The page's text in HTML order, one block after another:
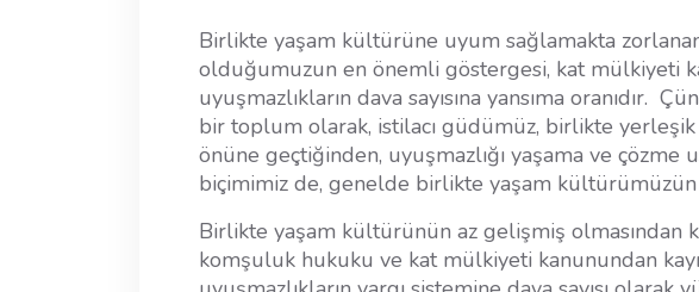
Birlikte yaşam kültürüne uyum sağlamakta
olduğumuzun en önemli göstergesi, kat mülkiyeti
uyuşmazlıkların dava sayısına yansıma oranıdır.
bir toplum olarak, istilacı güdümüz, birlikte yerleşik
önüne geçtiğinden, uyuşmazlığı yaşama ve çözme
biçimimiz de, genelde birlikte yaşam kültürümüzün
Birlikte yaşam kültürünün az gelişmiş olmasından
komşuluk hukuku ve kat mülkiyeti kanunundan